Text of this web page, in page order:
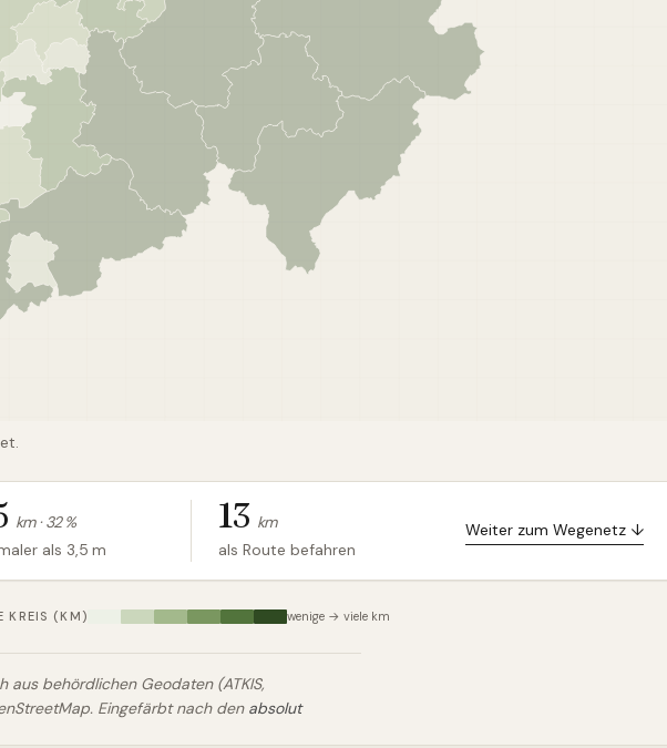
km ·32%
als 3,5 m
13 km
als Route befahren
Weiter zum Wegenetz ↓
KREIS (KM) wenige → viele km
behördlichen Geodaten (ATKIS,
Eingefärbt nach den absolut